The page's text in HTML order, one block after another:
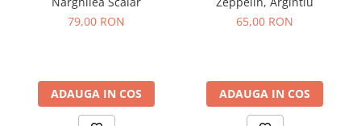
79,00 RON
ADAUGA IN COS
65,00 RON
ADAUGA IN COS